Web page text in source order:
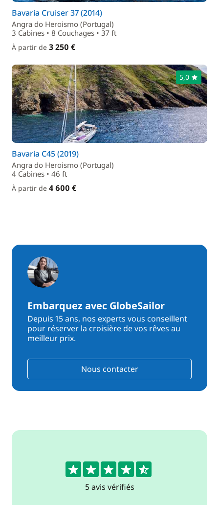
Bavaria Cruiser 37 (2014)
Angra do Heroismo (Portugal)
3 Cabines • 8 Couchages • 37 ft
À partir de 3 250 €
5,0
Bavaria C45 (2019)
Angra do Heroismo (Portugal)
4 Cabines • 46 ft
À partir de 4 600 €
Embarquez avec GlobeSailor
Depuis 15 ans, nos experts vous conseillent
pour réserver la croisière de vos rêves au
meilleur prix.
Nous contacter
4.8
5 avis vérifiés